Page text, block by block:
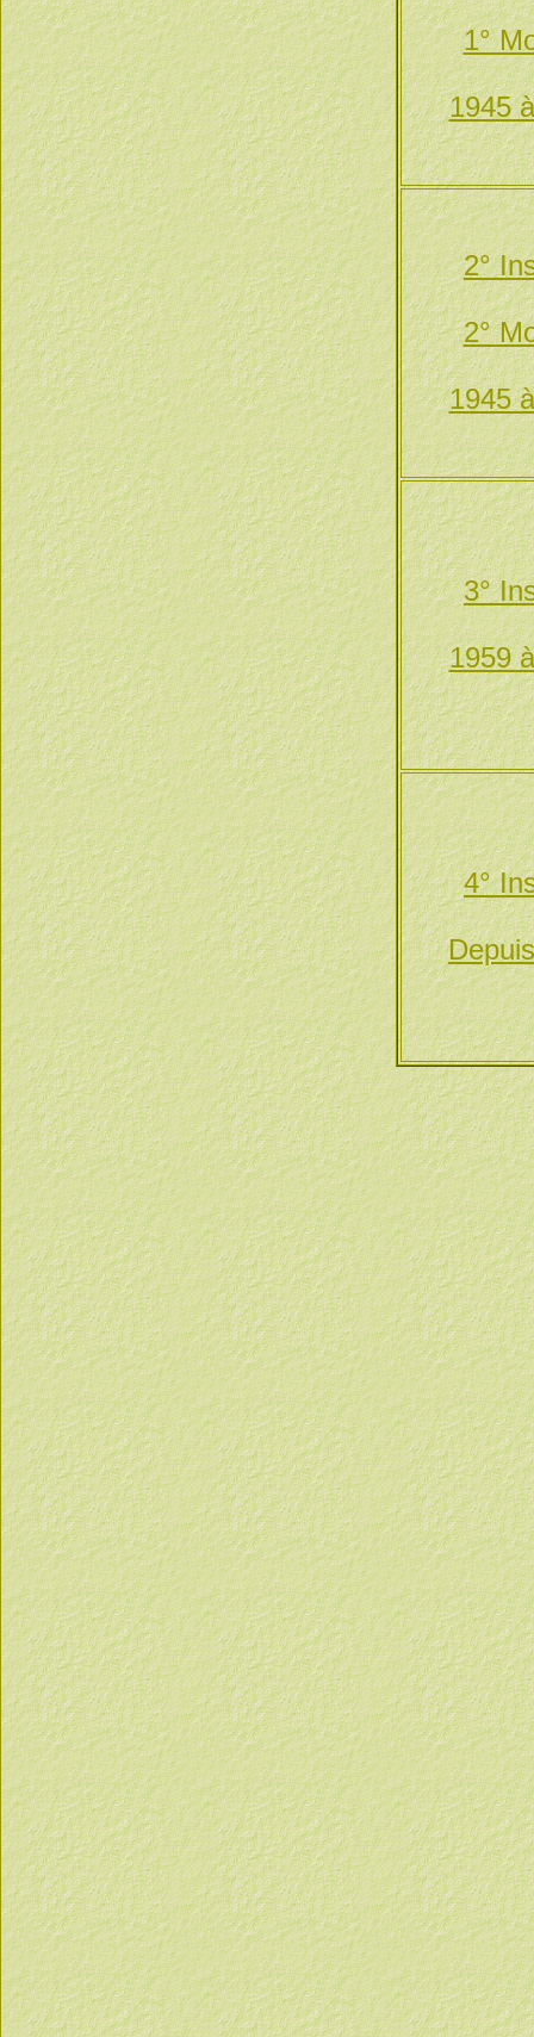
1°
1945
2°
2°
1945
3°
1959
4°